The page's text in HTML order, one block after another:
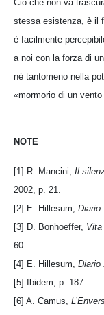
Ciò che non va
stessa esistenza, è il
è facilmente
a noi con la forza di
né tantomeno nella
«mormorio di un
NOTE
[1] R. Mancini, Il
2002, p. 21.
[2] E. Hillesum, Diario
[3] D. Bonhoeffer, Vita
60.
[4] E. Hillesum, Diario
[5] Ibidem, p. 187.
[6] A. Camus,